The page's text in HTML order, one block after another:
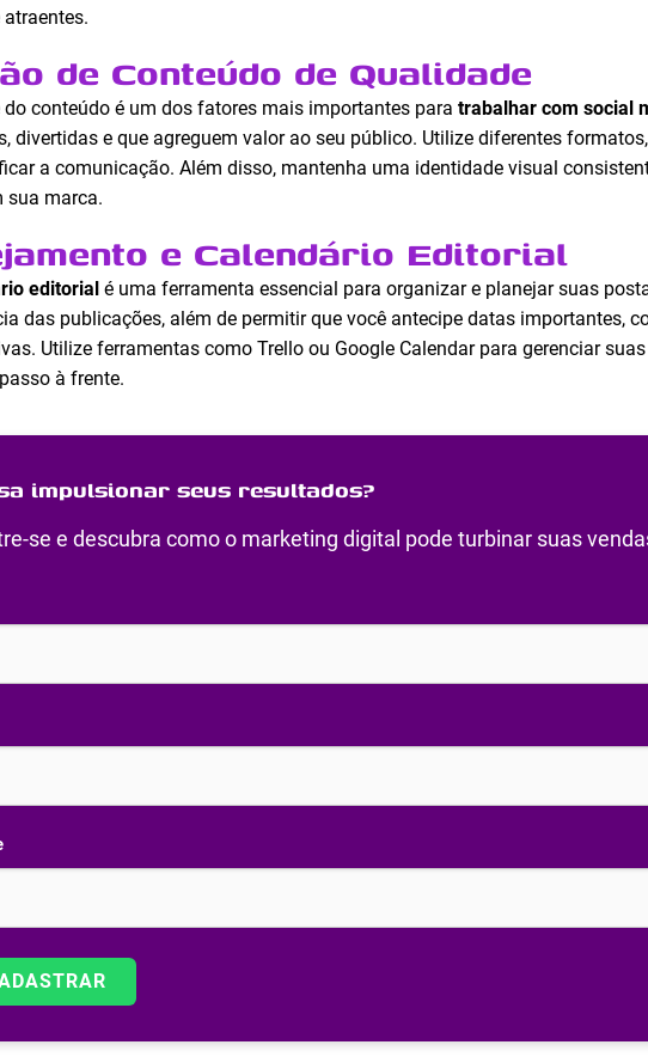
atraentes.
de Conteúdo de Qualidade
conteúdo é um dos fatores mais importantes para trabalhar com social
divertidas e que agreguem valor ao seu público. Utilize diferentes
a comunicação. Além disso, mantenha uma identidade visual
sua marca.
e Calendário Editorial
editorial é uma ferramenta essencial para organizar e planejar suas
das publicações, além de permitir que você antecipe datas importantes,
Utilize ferramentas como Trello ou Google Calendar para gerenciar
à frente.
impulsionar seus resultados?
se e descubra como o marketing digital pode turbinar suas